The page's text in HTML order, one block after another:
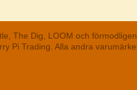
The Dig, LOOM och
Pi Trading. Alla andra